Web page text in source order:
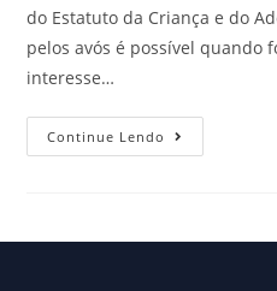
do Estatuto da Criança e do
pelos avós é possível quando
interesse…
Continue Lendo